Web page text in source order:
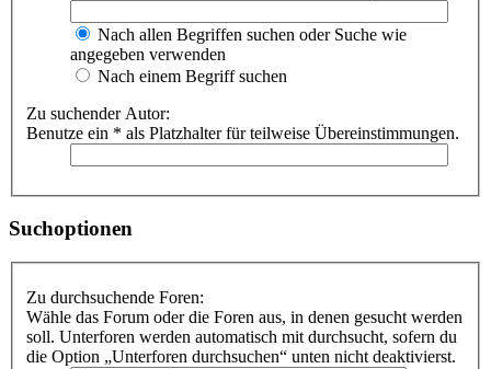
Nach allen Begriffen suchen oder Suche wie
angegeben verwenden
Nach einem Begriff suchen
Zu suchender Autor:
Benutze ein * als Platzhalter für teilweise Übereinstimmungen.
Suchoptionen
Zu durchsuchende Foren:
Wähle das Forum oder die Foren aus, in denen gesucht werden
soll. Unterforen werden automatisch mit durchsucht, sofern du
die Option „Unterforen durchsuchen“ unten nicht deaktivierst.